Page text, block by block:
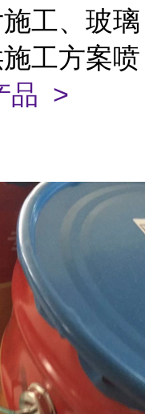
工、玻璃
工方案喷
品 >